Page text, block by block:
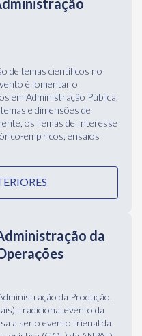
e dimensões de
os Temas de Interesse
da
da Produção,
(GOL) da ANPAD.
da área de
Logística, considerando os
de análise, observando,
teóricos e artigos